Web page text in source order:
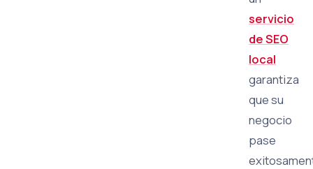
servicio
de SEO
local
garantiza
que su
negocio
pase